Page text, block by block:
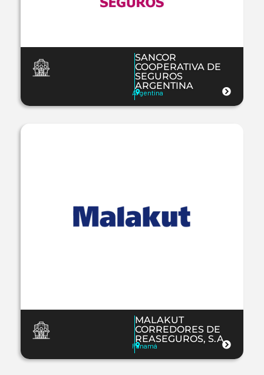
SANCOR
COOPERATIVA DE
SEGUROS
ARGENTINA
Argentina
MALAKUT
CORREDORES DE
REASEGUROS, S.A.
Panamá